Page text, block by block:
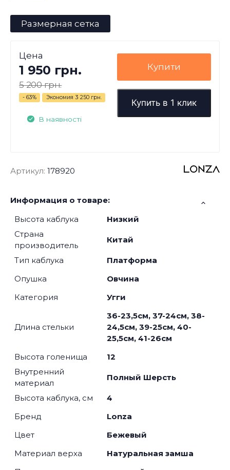
Размерная сетка
Цена
1 950 грн.
5 200 грн.
- 63% Экономия 3 250 грн.
В наявності
Купити
Купить в 1 клик
Артикул: 178920
Информация о товаре:
Высота каблука
Низкий
Страна
производитель
Китай
Тип каблука
Платформа
Опушка
Овчина
Категория
Угги
Длина стельки
36-23,5см, 37-24см, 38-
24,5см, 39-25см, 40-
25,5см, 41-26см
Высота голенища
12
Внутренний
материал
Полный Шерсть
Высота каблука, см
4
Бренд
Lonza
Цвет
Бежевый
Материал верха
Натуральная замша